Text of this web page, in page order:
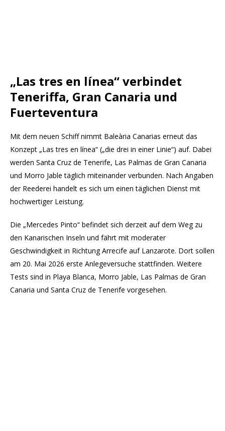
„Las tres en línea“ verbindet
Teneriffa, Gran Canaria und
Fuerteventura
Mit dem neuen Schiff nimmt Baleària Canarias erneut das
Konzept „Las tres en línea“ („die drei in einer Linie“) auf. Dabei
werden Santa Cruz de Tenerife, Las Palmas de Gran Canaria
und Morro Jable täglich miteinander verbunden. Nach Angaben
der Reederei handelt es sich um einen täglichen Dienst mit
hochwertiger Leistung.
Die „Mercedes Pinto“ befindet sich derzeit auf dem Weg zu
den Kanarischen Inseln und fährt mit moderater
Geschwindigkeit in Richtung Arrecife auf Lanzarote. Dort sollen
am 20. Mai 2026 erste Anlegeversuche stattfinden. Weitere
Tests sind in Playa Blanca, Morro Jable, Las Palmas de Gran
Canaria und Santa Cruz de Tenerife vorgesehen.